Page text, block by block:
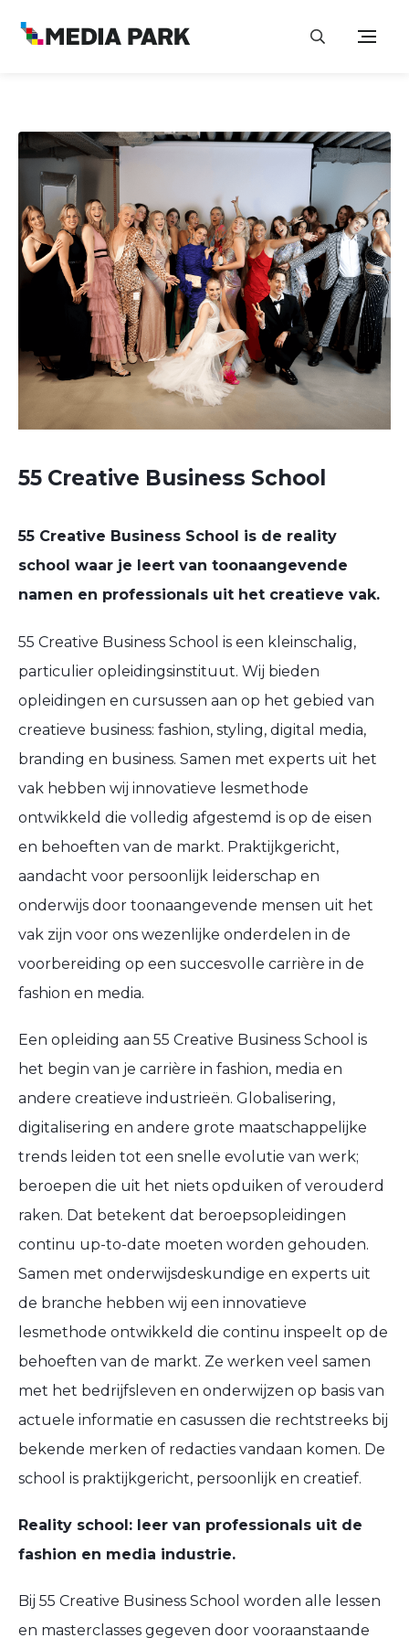
55 Creative Business School
55 Creative Business School is de reality
school waar je leert van toonaangevende
namen en professionals uit het creatieve vak.
55 Creative Business School is een kleinschalig,
particulier opleidingsinstituut. Wij bieden
opleidingen en cursussen aan op het gebied van
creatieve business: fashion, styling, digital media,
branding en business. Samen met experts uit het
vak hebben wij innovatieve lesmethode
ontwikkeld die volledig afgestemd is op de eisen
en behoeften van de markt. Praktijkgericht,
aandacht voor persoonlijk leiderschap en
onderwijs door toonaangevende mensen uit het
vak zijn voor ons wezenlijke onderdelen in de
voorbereiding op een succesvolle carrière in de
fashion en media.
Een opleiding aan 55 Creative Business School is
het begin van je carrière in fashion, media en
andere creatieve industrieën. Globalisering,
digitalisering en andere grote maatschappelijke
trends leiden tot een snelle evolutie van werk;
beroepen die uit het niets opduiken of verouderd
raken. Dat betekent dat beroepsopleidingen
continu up-to-date moeten worden gehouden.
Samen met onderwijsdeskundige en experts uit
de branche hebben wij een innovatieve
lesmethode ontwikkeld die continu inspeelt op de
behoeften van de markt. Ze werken veel samen
met het bedrijfsleven en onderwijzen op basis van
actuele informatie en casussen die rechtstreeks bij
bekende merken of redacties vandaan komen. De
school is praktijkgericht, persoonlijk en creatief.
Reality school: leer van professionals uit de
fashion en media industrie.
Bij 55 Creative Business School worden alle lessen
en masterclasses gegeven door vooraanstaande